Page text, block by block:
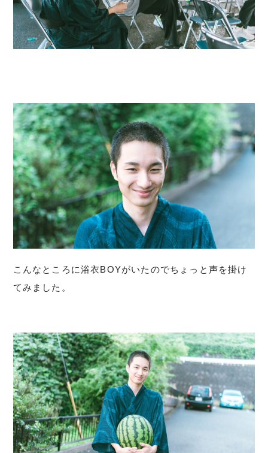
こんなところに浴衣BOYがいたのでちょっと声を掛け
てみました。